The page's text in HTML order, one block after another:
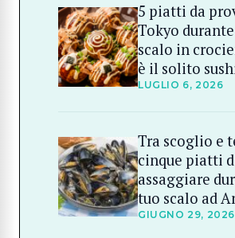
5 piatti da
Tokyo
scalo in
è il solito
LUGLIO 6, 2026
Tra scoglio e
cinque piatti
assaggiare
tuo scalo ad
GIUGNO 29, 2026